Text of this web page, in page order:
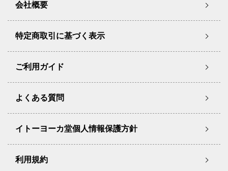
会社概要
特定商取引に基づく表示
ご利用ガイド
よくある質問
イトーヨーカ堂個人情報保護方針
利用規約